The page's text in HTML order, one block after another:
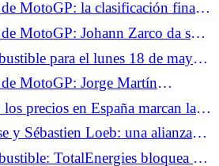
MotoGP: la clasificación final
pierde su podio, Quartararo
MotoGP: Johann Zarco da su
alcance de sus lesiones
para el lunes 18 de mayo:
y 2,04 €/L SP95-E10, los
estables
MotoGP: Jorge Martín
accidentes de Alex Márquez y
carrera
precios en España marcan la
desde 45.441 €
y Sébastien Loeb: una alianza
y alto nivel
TotalEnergies bloquea el